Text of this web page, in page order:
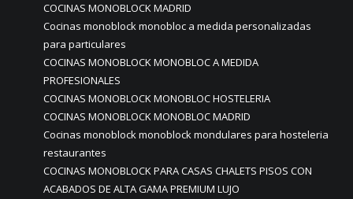
COCINAS MONOBLOCK MADRID
Cocinas monoblock monobloc a medida personalizadas
para particulares
COCINAS MONOBLOCK MONOBLOC A MEDIDA
PROFESIONALES
COCINAS MONOBLOCK MONOBLOC HOSTELERIA
COCINAS MONOBLOCK MONOBLOC MADRID
Cocinas monoblock monoblock mondulares para hosteleria
restaurantes
COCINAS MONOBLOCK PARA CASAS CHALETS PISOS CON
ACABADOS DE ALTA GAMA PREMIUM LUJO